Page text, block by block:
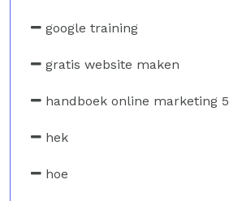
google training
gratis website maken
handboek online marketing 5
hek
hoe